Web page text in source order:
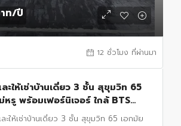
ท/ปี
12 ชั่วโมง ที่ผ่านมา
ะให้เช่าบ้านเดี่ยว 3 ชั้น สุขุมวิท 65
หรู พร้อมเฟอร์นิเจอร์ ใกล้ BTS
ละให้เช่าบ้านเดี่ยว 3 ชั้น สุขุมวิท 65 เอกมัย